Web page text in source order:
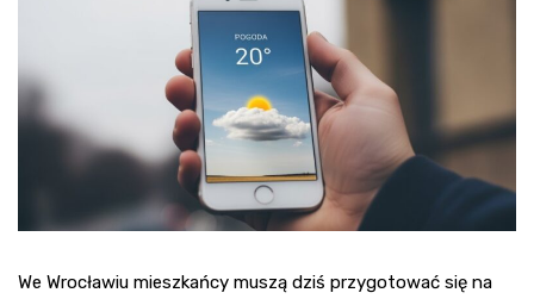
We Wrocławiu mieszkańcy muszą dziś przygotować się na